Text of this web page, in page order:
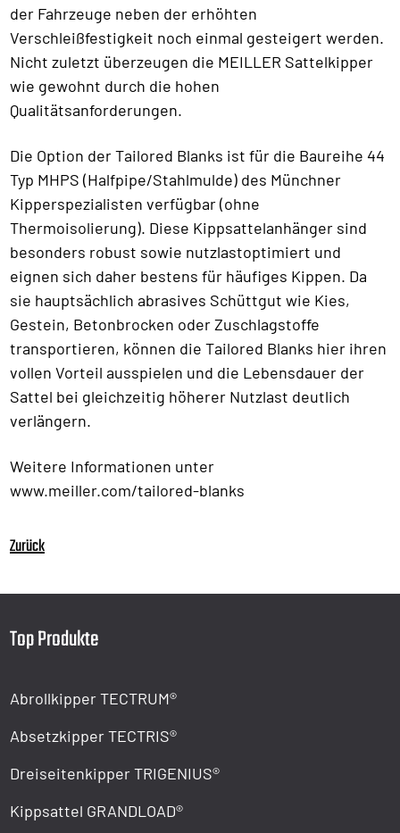
der Fahrzeuge neben der erhöhten
Verschleißfestigkeit noch einmal gesteigert werden.
Nicht zuletzt überzeugen die MEILLER Sattelkipper
wie gewohnt durch die hohen
Qualitätsanforderungen.
Die Option der Tailored Blanks ist für die Baureihe 44
Typ MHPS (Halfpipe/Stahlmulde) des Münchner
Kipperspezialisten verfügbar (ohne
Thermoisolierung). Diese Kippsattelanhänger sind
besonders robust sowie nutzlastoptimiert und
eignen sich daher bestens für häufiges Kippen. Da
sie hauptsächlich abrasives Schüttgut wie Kies,
Gestein, Betonbrocken oder Zuschlagstoffe
transportieren, können die Tailored Blanks hier ihren
vollen Vorteil ausspielen und die Lebensdauer der
Sattel bei gleichzeitig höherer Nutzlast deutlich
verlängern.
Weitere Informationen unter
www.meiller.com/tailored-blanks
Zurück
Top Produkte
Abrollkipper TECTRUM®
Absetzkipper TECTRIS®
Dreiseitenkipper TRIGENIUS®
Kippsattel GRANDLOAD®